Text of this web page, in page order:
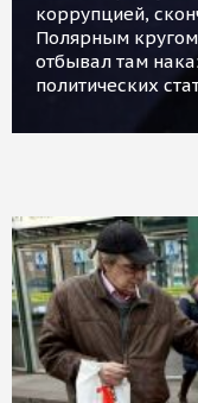
коррупцией,
Полярным
отбывал там
политических